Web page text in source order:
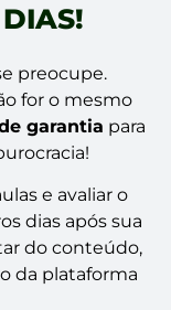
preocupe.
for o mesmo
garantia para
e avaliar o
dias após sua
do conteúdo,
da plataforma